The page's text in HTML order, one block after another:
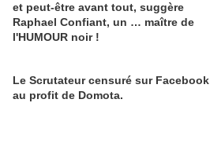
et peut-être avant tout, suggère
Raphael Confiant, un … maître de
l'HUMOUR noir !
Le Scrutateur censuré sur Facebook
au profit de Domota.